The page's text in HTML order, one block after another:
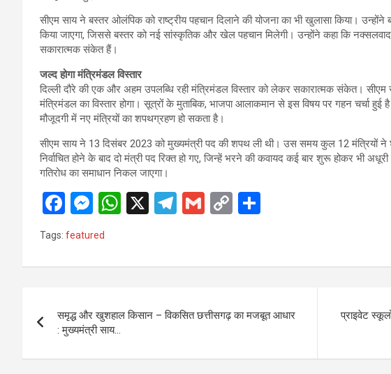
सीएम साय ने बस्तर ओलंपिक को राष्ट्रीय पहचान दिलाने की योजना का भी खुलासा किया।
किया जाएगा, जिससे बस्तर को नई सांस्कृतिक और खेल पहचान मिलेगी। उन्होंने कहा कि
सकारात्मक संकेत हैं।
जल्द होगा मंत्रिमंडल विस्तार
दिल्ली दौरे की एक और अहम उपलब्धि रही मंत्रिमंडल विस्तार को लेकर सकारात्मक संकेत। सीएम
मंत्रिमंडल का विस्तार होगा। सूत्रों के मुताबिक, भाजपा आलाकमान से इस विषय पर गहन चर्चा हुई
मौजूदगी में नए मंत्रियों का शपथग्रहण हो सकता है।
सीएम साय ने 13 दिसंबर 2023 को मुख्यमंत्री पद की शपथ ली थी। उस समय कुल 12 मंत्रियों
निर्वाचित होने के बाद दो मंत्री पद रिक्त हो गए, जिन्हें भरने की कवायद कई बार शुरू होकर भी
गतिरोध का समाधान निकल जाएगा।
F
a
ce
b
o
k
M
es
se
n
er
W
s
p
X
T
gr
m
G
C
Li
k
e
Tags: featured
navigation
समृद्ध और खुशहाल किसान – विकसित छत्तीसगढ़ का मजबूत आधार
: मुख्यमंत्री साय…
प्राइवेट